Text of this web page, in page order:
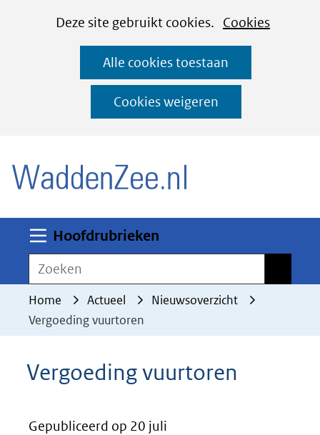
CookiesDeze site gebruikt cookies. Cookies
deze
worden
toegestaan
geweigerd.
Alle cookies toestaan
Cookies weigeren
Ga
naar
de
inhoud
Hoofdrubrieken
Zoeken
Home Actueel
Nieuwsoverzicht
Vergoeding vuurtoren
Vergoeding vuurtoren
Gepubliceerd op 20 juli